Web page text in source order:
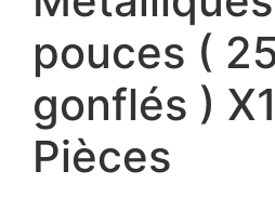
pouces (
gonflés )
Pièces